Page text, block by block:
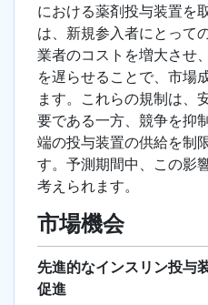
における薬剤投与装置を
は、新規参入者にとって
業者のコストを増大させ
を遅らせることで、市場
ます。これらの規制は、
要である一方、競争を抑
端の投与装置の供給を制
す。予測期間中、この影
考えられます。
市場機会
先進的なインスリン投与
促進